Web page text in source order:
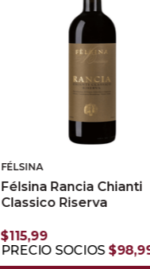
FÉLSINA
Félsina Rancia Chianti
Classico Riserva
$115,99
PRECIO SOCIOS $98,